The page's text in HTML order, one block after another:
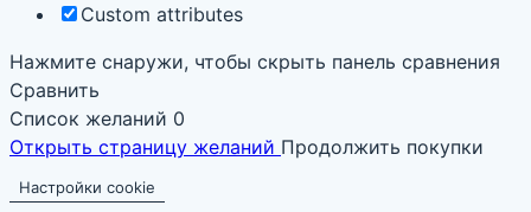
Custom attributes
Нажмите снаружи, чтобы скрыть панель сравнения
Сравнить
Список желаний 0
Открыть страницу желаний Продолжить покупки
Настройки cookie